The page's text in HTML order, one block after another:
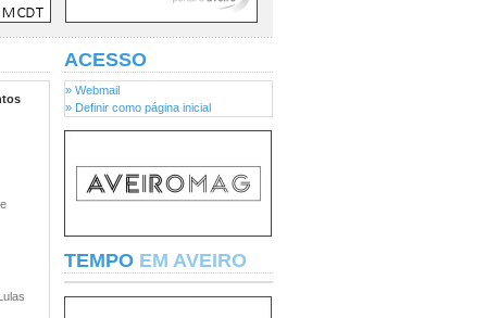
ACESSO
» Webmail
» Definir como página inicial
TEMPO EM AVEIRO